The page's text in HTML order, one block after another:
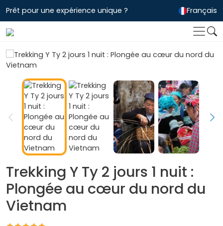
Prêt pour une expérience unique ? Français
Trekking Y Ty 2 jours 1 nuit :
Plongée au cœur du nord du
Vietnam